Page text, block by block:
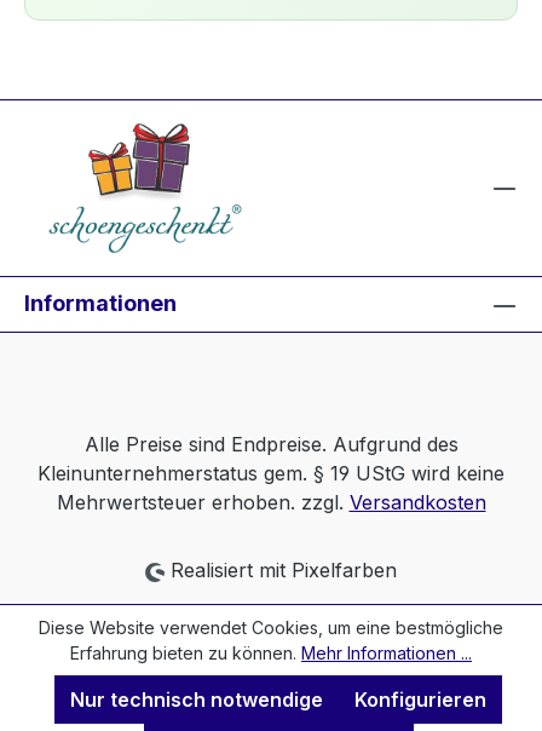
Informationen
Alle Preise sind Endpreise. Aufgrund des
Kleinunternehmerstatus gem. § 19 UStG wird keine
Mehrwertsteuer erhoben. zzgl. Versandkosten
Realisiert mit Pixelfarben
Diese Website verwendet Cookies, um eine bestmögliche
Erfahrung bieten zu können. Mehr Informationen ...
Nur technisch notwendige Konfigurieren